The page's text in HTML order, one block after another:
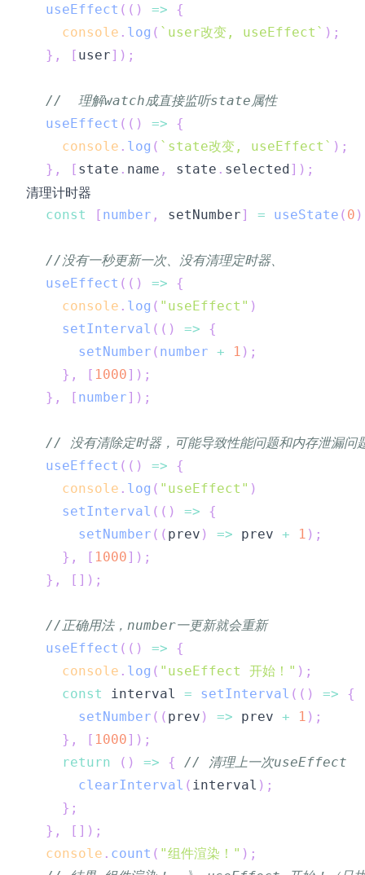
useEffect ( ( ) =>
{
console . log ( ` user改变, useEffect ` ) ;
} , [ user] ) ;
//  理解watch成直接监听state属性
useEffect ( ( ) =>
{
console . log ( ` state改变, useEffect ` ) ;
} , [ state . name , state . selected] ) ;
清理计时器
const [ number , setNumber] = useState ( 0 )
//没有一秒更新一次、没有清理定时器、
useEffect ( ( ) =>
{
console . log ( "useEffect" )
setInterval ( ( ) =>
{
setNumber ( number + 1 ) ;
} , [ 1000] ) ;
} , [ number] ) ;
// 没有清除定时器，可能导致性能问题和内存泄漏问
useEffect ( ( ) =>
{
console . log ( "useEffect" )
setInterval ( ( ) =>
{
setNumber ( ( prev ) => prev + 1 ) ;
} , [ 1000] ) ;
} , [ ] ) ;
//正确用法，number一更新就会重新
useEffect ( ( ) =>
{
console . log ( "useEffect 开始！" ) ;
const
interval = setInterval ( ( ) =>
{
setNumber ( ( prev ) => prev + 1 ) ;
} , [ 1000] ) ;
return
( ) => {
// 清理上一次useEffect
clearInterval ( interval ) ;
} ;
} , [ ] ) ;
console . count ( "组件渲染！" ) ;